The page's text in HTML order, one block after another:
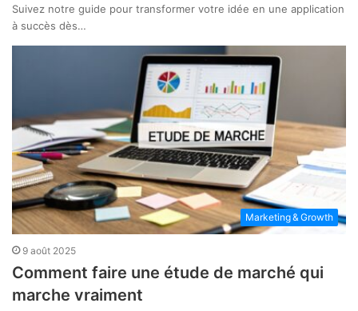
Suivez notre guide pour transformer votre idée en une application
à succès dès…
Marketing & Growth
9 août 2025
Comment faire une étude de marché qui
marche vraiment